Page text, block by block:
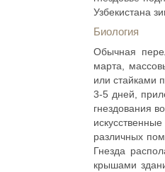
Узбекистана
Биология
Обычная
марта,
или стайками
3-5 дней,
гнездования
различных
Гнезда
крышами